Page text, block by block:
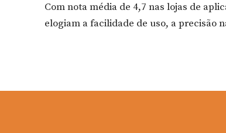
Com nota média de 4,7 nas lojas de
elogiam a facilidade de uso, a precisão